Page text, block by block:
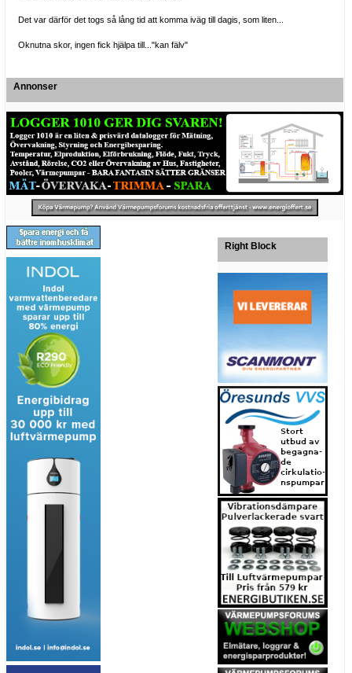
Det var därför det togs så lång tid att komma iväg till dagis, som liten...
Oknutna skor, ingen fick hjälpa till..."kan fälv"
Annonser
Right Block